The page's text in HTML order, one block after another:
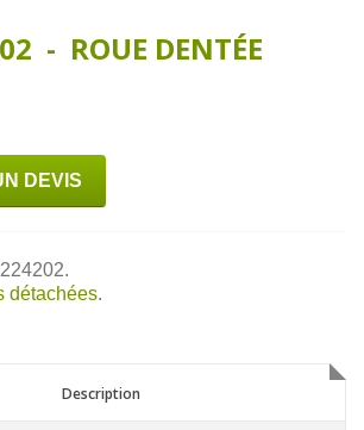
- ROUE DENTÉE
DEVIS
détachées.
Description
Description